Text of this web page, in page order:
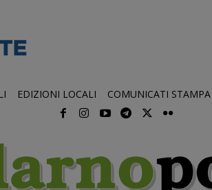
EDIZIONI LOCALI COMUNICATI STAMPA